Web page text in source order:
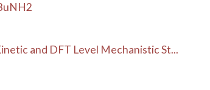
and DFT Level Mechanistic St...